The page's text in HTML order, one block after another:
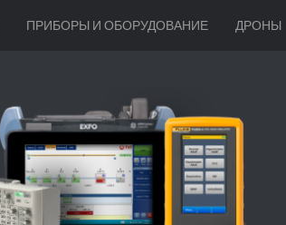
ПРИБОРЫ И ОБОРУДОВАНИЕ ДРОНЫ